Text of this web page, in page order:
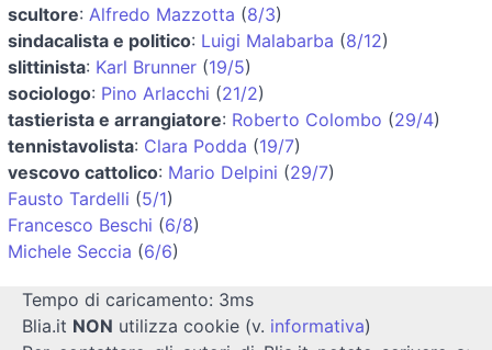
scultore: Alfredo Mazzotta (8/3)
sindacalista e politico: Luigi Malabarba (8/12)
slittinista: Karl Brunner (19/5)
sociologo: Pino Arlacchi (21/2)
tastierista e arrangiatore: Roberto Colombo (29/4)
tennistavolista: Clara Podda (19/7)
vescovo cattolico: Mario Delpini (29/7)
Fausto Tardelli (5/1)
Francesco Beschi (6/8)
Michele Seccia (6/6)
Tempo di caricamento: 3ms
Blia.it NON utilizza cookie (v. informativa)